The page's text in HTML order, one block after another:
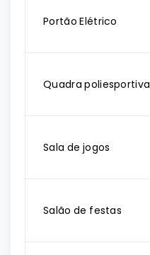
Portão Elétrico
Quadra poliesportiva
Sala de jogos
Salão de festas